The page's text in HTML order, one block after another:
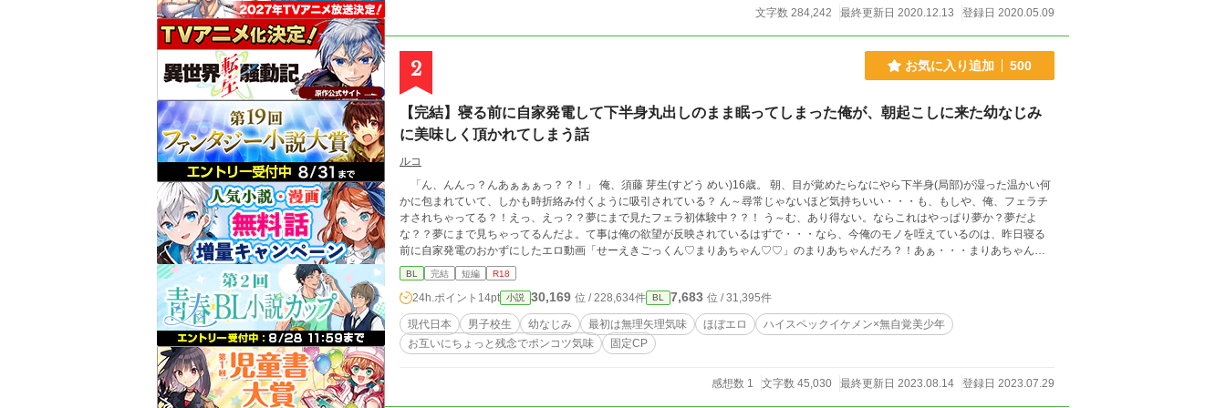
文字数 284,242 最終更新日 2020.12.13 登録日 2020.05.09
2 お気に入り追加 500
【完結】寝る前に自家発電して下半身丸出しのまま眠ってしまった俺が、朝起こしに来た幼なじみ
に美味しく頂かれてしまう話
ルコ
「ん、んんっ？んあぁぁぁっ？？！」 俺、須藤 芽生(すどう めい)16歳。 朝、目が覚めたらなにやら下半身(局部)が湿った温かい何
かに包まれていて、しかも時折絡み付くように吸引されている？ ん～尋常じゃないほど気持ちいい・・・も、もしや、俺、フェラチ
オされちゃってる？！えっ、えっ？？夢にまで見たフェラ初体験中？？！ う～む、あり得ない。ならこれはやっぱり夢か？夢だよ
な？？夢にまで見ちゃってるんだよ。て事は俺の欲望が反映されているはずで・・・なら、今俺のモノを咥えているのは、昨日寝る
前に自家発電のおかずにしたエロ動画「せーえきごっくん♡まりあちゃん♡♡」のまりあちゃんだろ？！あぁ・・・まりあちゃんが
俺のを・・・ そう思って目を開けると、俺のチンコを咥えていたのは幼なじみの瀬名 樹(せな いつき)だった。 ーーーーーーーーー
タイトルそのまんまです！ R18には＊を付けます。て、ほぼ付いてますねw 三万字くらいの短編です(番外編を入れると四万字くら
い？)。勢いだけで書きました。
BL 完結 短編 R18
24h.ポイント 14pt 小説 30,169 位 / 228,634件 BL 7,683 位 / 31,395件
現代日本 男子校生 幼なじみ 最初は無理矢理気味 ほぼエロ
ハイスペックイケメン×無自覚美少年
お互いにちょっと残念でポンコツ気味
固定CP
感想数 1 文字数 45,030 最終更新日 2023.08.14 登録日 2023.07.29